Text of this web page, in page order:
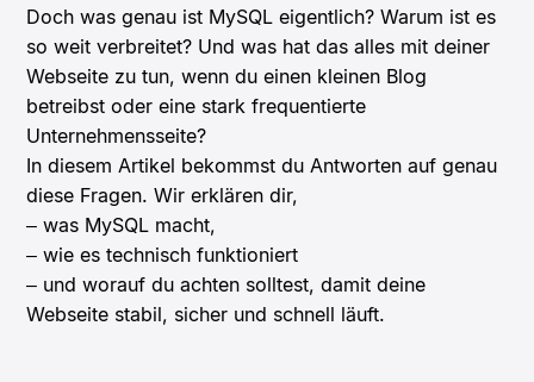
Doch was genau ist MySQL eigentlich? Warum ist es
so weit verbreitet? Und was hat das alles mit deiner
Webseite zu tun, wenn du einen kleinen Blog
betreibst oder eine stark frequentierte
Unternehmensseite?
In diesem Artikel bekommst du Antworten auf genau
diese Fragen. Wir erklären dir,
– was MySQL macht,
– wie es technisch funktioniert
– und worauf du achten solltest, damit deine
Webseite stabil, sicher und schnell läuft.